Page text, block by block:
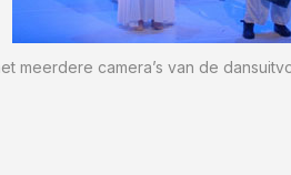
meerdere camera’s van de